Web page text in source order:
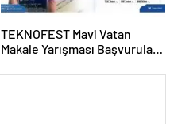
TEKNOFEST Mavi Vatan
Makale Yarışması Başvuruları